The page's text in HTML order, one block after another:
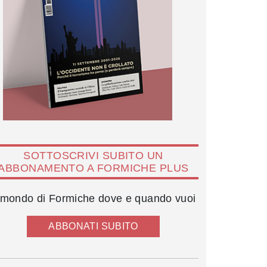
SOTTOSCRIVI SUBITO UN
A FORMICHE PLUS
di Formiche dove e quando vuoi
ABBONATI SUBITO